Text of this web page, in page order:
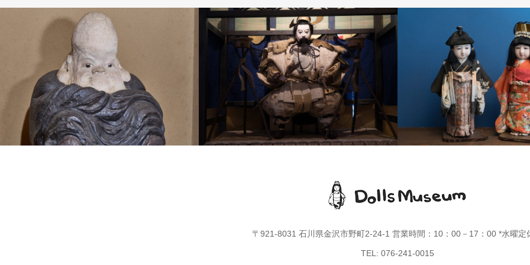
陶磁器人形 五月人形 市松人形
〒921-8031 石川県金沢市野町2-24-1 営業時間：10：00－17：00 *水曜定
TEL: 076-241-0015